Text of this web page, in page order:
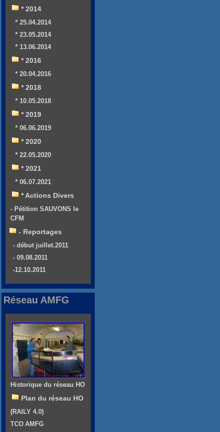
* 2014
* 25.04.2014
* 23.05.2014
* 13.06.2014
* 2016
* 20.04.2016
* 2018
* 10.05.2018
* 2019
* 06.06.2019
* 2020
* 22.05.2020
* 2021
* 06.07.2021
* Actions Divers
- Pétition SAUVONS le
CFM
- Reportages
- début juillet.2011
- 09.08.2011
-12.10.2011
Réseau AMFG
Historique du réseau HO
Plan du réseau HO
(RAILY 4.0)
TCO AMFG